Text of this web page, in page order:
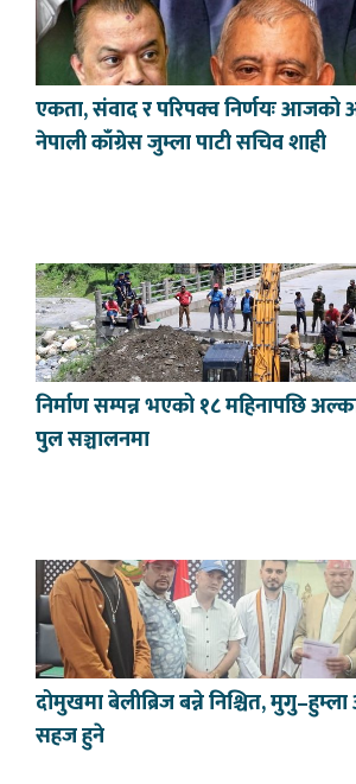
एकता, संवाद र परिपक्व निर्णयः
नेपाली काँग्रेस जुम्ला पाटी सचिव शाही
निर्माण सम्पन्न भएको १८ महिनापछि
पुल सञ्चालनमा
दोमुखमा बेलीब्रिज बन्ने निश्चित,
सहज हुने